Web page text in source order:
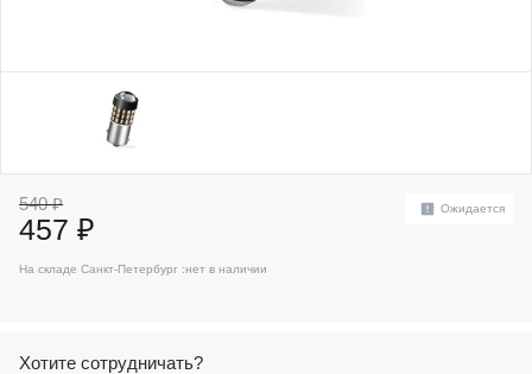
540 ₽
457 ₽
Ожидается
На складе Санкт-Петербург :нет в наличии
Хотите сотрудничать?